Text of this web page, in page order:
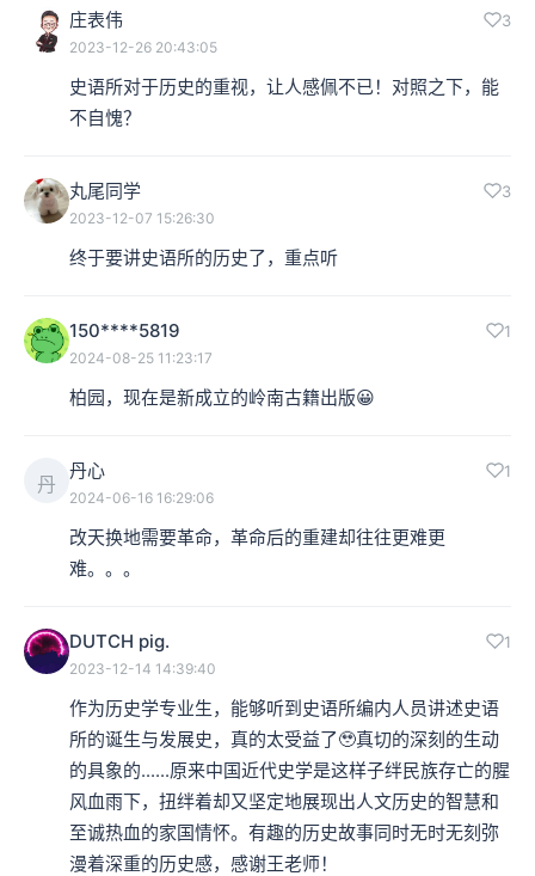
庄表伟 3
2023-12-26 20:43:05
史语所对于历史的重视，让人感佩不已！对照之下，能
不自愧？
丸尾同学 3
2023-12-07 15:26:30
终于要讲史语所的历史了，重点听
150****5819 1
2024-08-25 11:23:17
柏园，现在是新成立的岭南古籍出版😀
丹
丹心 1
2024-06-16 16:29:06
改天换地需要革命，革命后的重建却往往更难更
难。。。
DUTCH pig. 1
2023-12-14 14:39:40
作为历史学专业生，能够听到史语所编内人员讲述史语
所的诞生与发展史，真的太受益了🥹真切的深刻的生动
的具象的......原来中国近代史学是这样子绊民族存亡的腥
风血雨下，扭绊着却又坚定地展现出人文历史的智慧和
至诚热血的家国情怀。有趣的历史故事同时无时无刻弥
漫着深重的历史感，感谢王老师！